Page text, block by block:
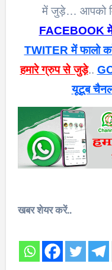
में जुड़े… आपको
FACEBOOK
TWITER में फालो
हमारे ग्रुप से जुड़े..
यूटूब
खबर शेयर करें..